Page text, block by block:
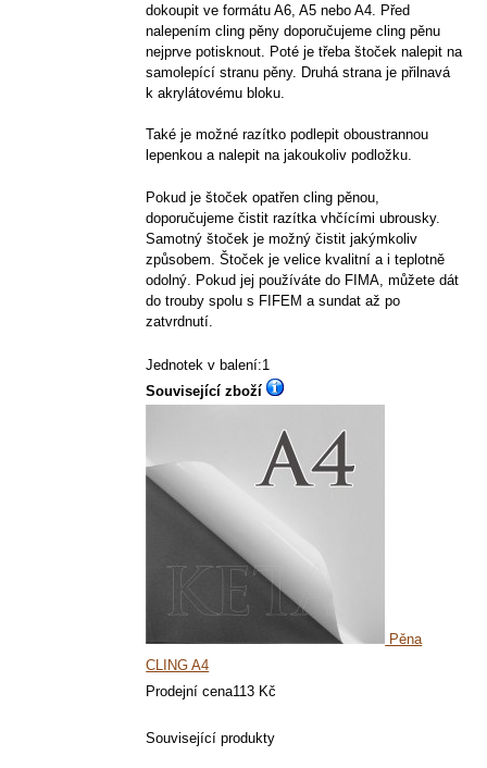
dokoupit ve formátu A6, A5 nebo A4. Před
nalepením cling pěny doporučujeme cling pěnu
nejprve potisknout. Poté je třeba štoček nalepit na
samolepící stranu pěny. Druhá strana je přilnavá
k akrylátovému bloku.
Také je možné razítko podlepit oboustrannou
lepenkou a nalepit na jakoukoliv podložku.
Pokud je štoček opatřen cling pěnou,
doporučujeme čistit razítka vhčícími ubrousky.
Samotný štoček je možný čistit jakýmkoliv
způsobem. Štoček je velice kvalitní a i teplotně
odolný. Pokud jej používáte do FIMA, můžete dát
do trouby spolu s FIFEM a sundat až po
zatvrdnutí.
Jednotek v balení:1
Související zboží
Pěna
CLING A4
Prodejní cena113 Kč
Související produkty